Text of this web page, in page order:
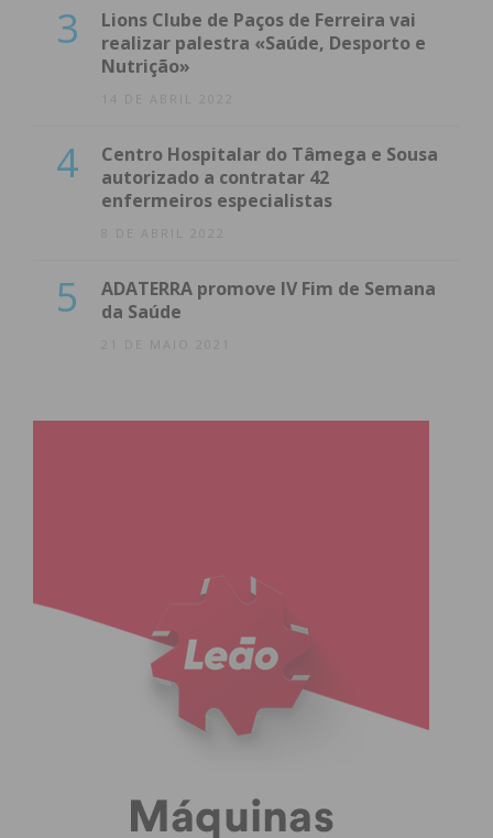
No concelho de Lousada, a AD foi a vencedora das
eleições para as Legislativas e Luís Montenegro
conquistou 36,03% dos votos (10.648 votos). O
Partido Socialista foi o mais votado e teve 24,43%
(7.219 votos), logo seguido do Chega com 23,82%
3
Lions Clube de Paços de Ferreira vai
realizar palestra «Saúde, Desporto e
Nutrição»
14 DE ABRIL 2022
4
Centro Hospitalar do Tâmega e Sousa
autorizado a contratar 42
enfermeiros especialistas
8 DE ABRIL 2022
5
ADATERRA promove IV Fim de Semana
da Saúde
21 DE MAIO 2021